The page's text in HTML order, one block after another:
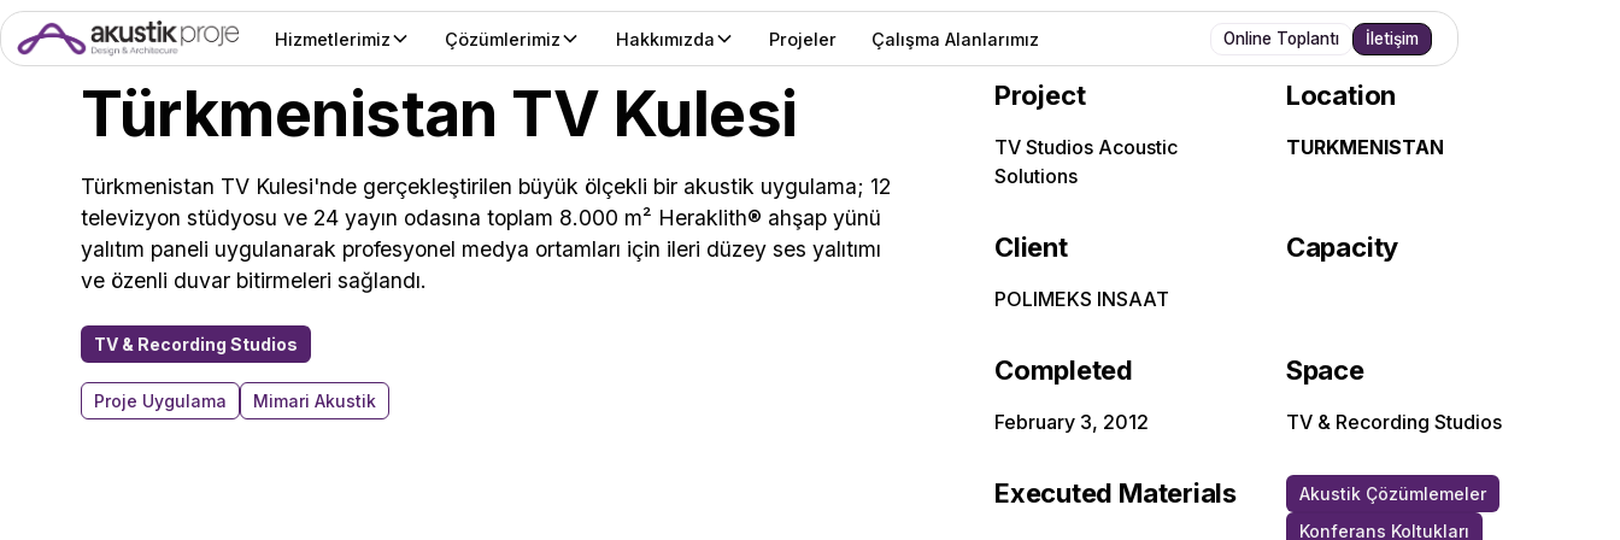
Hizmetlerimiz Çözümlerimiz Hakkımızda Projeler Çalışma Alanlarımız Online Toplantı İletişim
Türkmenistan TV Kulesi
Türkmenistan TV Kulesi'nde gerçekleştirilen büyük ölçekli bir akustik uygulama; 12
televizyon stüdyosu ve 24 yayın odasına toplam 8.000 m² Heraklith® ahşap yünü
yalıtım paneli uygulanarak profesyonel medya ortamları için ileri düzey ses yalıtımı
ve özenli duvar bitirmeleri sağlandı.
TV & Recording Studios
Proje Uygulama Mimari Akustik
Project
TV Studios Acoustic
Solutions
Location
TURKMENISTAN
Client
POLIMEKS INSAAT
Capacity
Completed
February 3, 2012
Space
TV & Recording Studios
Executed Materials
Akustik Çözümlemeler
Konferans Koltukları